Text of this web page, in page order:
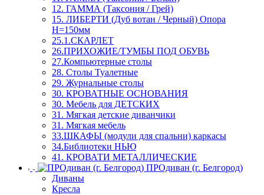
12. ГАММА (Таксония / Грей)
15. ЛИБЕРТИ (Дуб вотан / Черный) Опора
Н=150мм
25.1.СКАРЛЕТ
26.ПРИХОЖИЕ/ТУМБЫ ПОД ОБУВЬ
27.Компьютерные столы
28. Столы Туалетные
29. Журнальные столы
30. КРОВАТНЫЕ ОСНОВАНИЯ
30. Мебель для ДЕТСКИХ
31. Мягкая детские диванчики
31. Мягкая мебель
33.ШКАФЫ (модули для спальни) каркасы
34.Библиотеки НЬЮ
41. КРОВАТИ МЕТАЛЛИЧЕСКИЕ
ПРОдиван (г. Белгород)
Диваны
Кресла